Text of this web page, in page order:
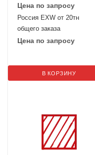
Цена по запросу
Россия EXW от 20тн
общего заказа
Цена по запросу
В КОРЗИНУ